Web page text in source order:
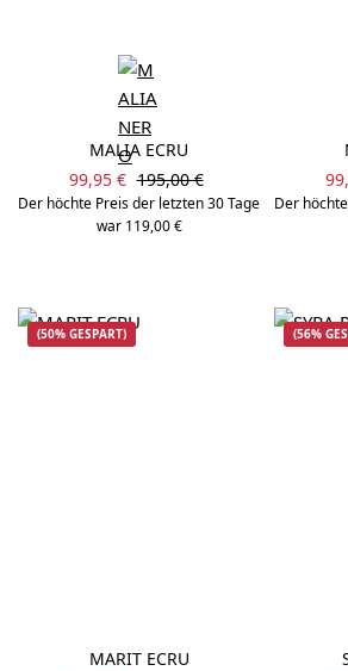
MALIA ECRU
Verkaufspreis:
99,95 € Regulärer Preis:
195,00 €
Der höchte Preis der letzten 30 Tage
war 119,00 €
Der
(50% GESPART)
MARIT ECRU
(56%